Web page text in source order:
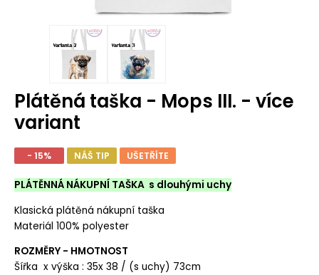
Plátěná taška - Mops III. - více
variant
- 15% NÁŠ TIP UŠETŘÍTE
PLÁTĚNNÁ NÁKUPNÍ TAŠKA s dlouhými uchy
Klasická plátěná nákupní taška
Materiál 100% polyester
ROZMĚRY - HMOTNOST
Šířka x výška : 35x 38 / (s uchy) 73cm